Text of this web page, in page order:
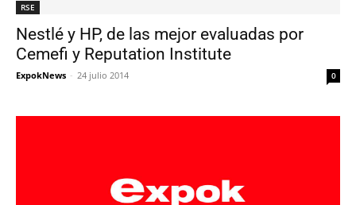
RSE
Nestlé y HP, de las mejor evaluadas por
Cemefi y Reputation Institute
ExpokNews - 24 julio 2014 0